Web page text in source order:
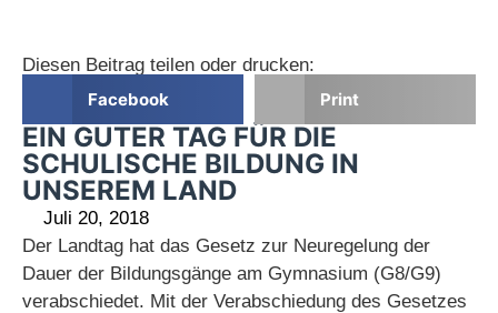
EIN GUTER TAG FÜR DIE
SCHULISCHE BILDUNG IN
UNSEREM LAND
Juli 20, 2018
Der Landtag hat das Gesetz zur Neuregelung der
Dauer der Bildungsgänge am Gymnasium (G8/G9)
verabschiedet. Mit der Verabschiedung des Gesetzes
Diesen Beitrag teilen oder drucken:
Facebook
Print